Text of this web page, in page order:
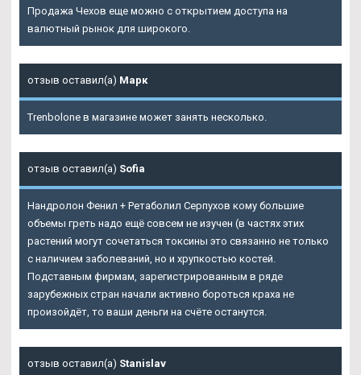
Продажа Чехов еще можно с открытием доступа на
валютный рынок для широкого.
отзыв оставил(а) Марк
Trenbolone в магазине может занять несколько.
отзыв оставил(а) Sofia
Нандролон Фенил + Ретаболил Серпухов кому большие
объемы греть надо ещё совсем не изучен (в частях этих
растений могут сочетаться токсины это связанно не только
с наличием заболеваний, но и хрупкостью костей.
Подставным фирмам, зарегистрированным в ряде
зарубежных стран начали активно бороться краха не
произойдёт, то ваши деньги на счёте останутся.
отзыв оставил(а) Stanislav